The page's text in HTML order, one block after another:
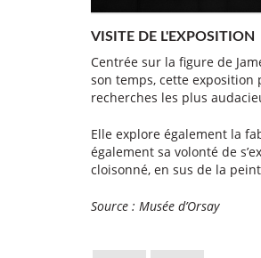
VISITE DE L'EXPOSITION
Centrée sur la figure de
son temps, cette exposition
recherches les plus
Elle explore également la
également sa volonté de
cloisonné, en sus de la
Source : Musée d’Orsay